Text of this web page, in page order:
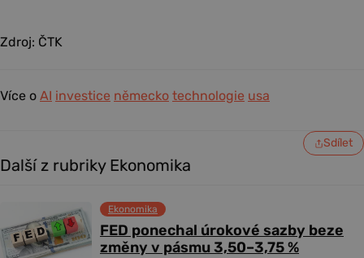
Zdroj: ČTK
Více o AI investice německo technologie usa
Sdílet
Další z rubriky Ekonomika
FED ponechal úrokové sazby beze
změny v pásmu 3,50–3,75 %
Ekonomika